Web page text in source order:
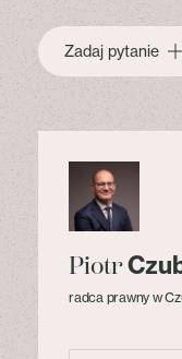
Zadaj pytanie
Piotr
radca prawny w